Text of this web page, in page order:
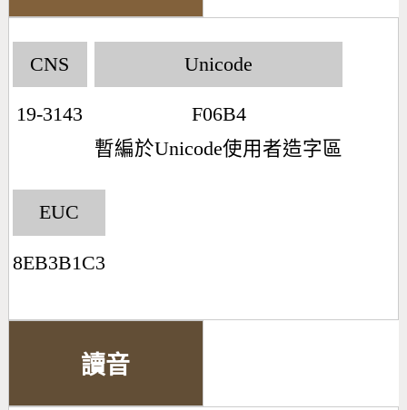
CNS
19-3143
Unicode
F06B4
暫編於Unicode使用者造字區
EUC
8EB3B1C3
讀音